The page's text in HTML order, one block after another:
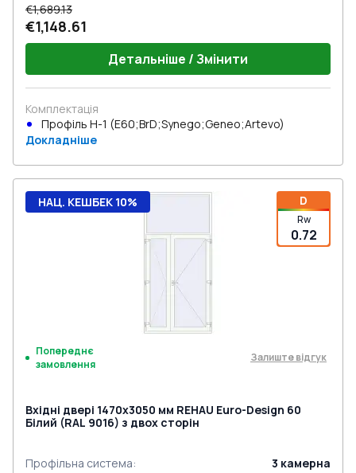
€1,689.13
€1,148.61
Детальніше / Змінити
Комплектація
Профіль Н-1 (E60;BrD;Synego;Geneo;Artevo)
Докладніше
D
Rw
0.72
НАЦ. КЕШБЕК 10%
Попереднє
замовлення
Залиште відгук
Вхідні двері 1470x3050 мм REHAU Euro-Design 60
Білий (RAL 9016) з двох сторін
Профільна система: 3 камерна